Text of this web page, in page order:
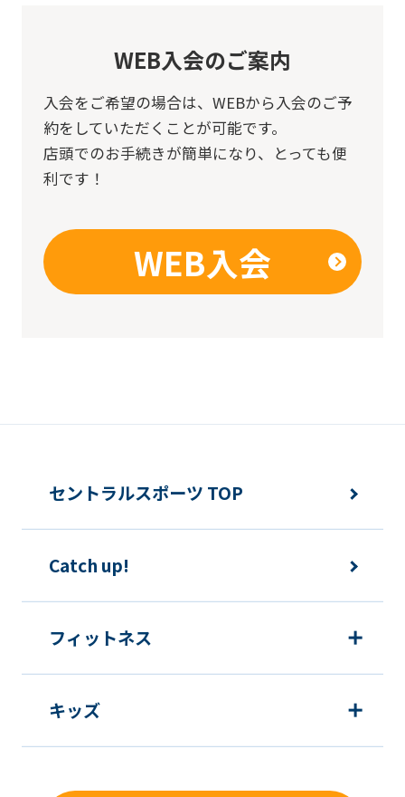
WEB入会のご案内
入会をご希望の場合は、 WEBから入会のご予
約をしていただくことが可能です。
店頭でのお手続きが簡単になり、とっても便
利です！
WEB入会
セントラルスポーツ TOP
Catch up!
フィットネス
キッズ